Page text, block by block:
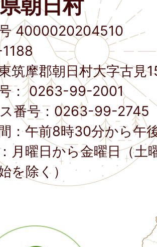
朝日村
4000020204510
筑摩郡朝日村大字古見
：0263-99-2001
番号： 0263-99-2745
：午前8時30分から午
月曜日から金曜日（土
を除く）